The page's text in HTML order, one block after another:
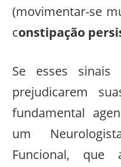
(movimentar-se
constipação
Se esses sinais
prejudicarem
fundamental
um
Funcional, que